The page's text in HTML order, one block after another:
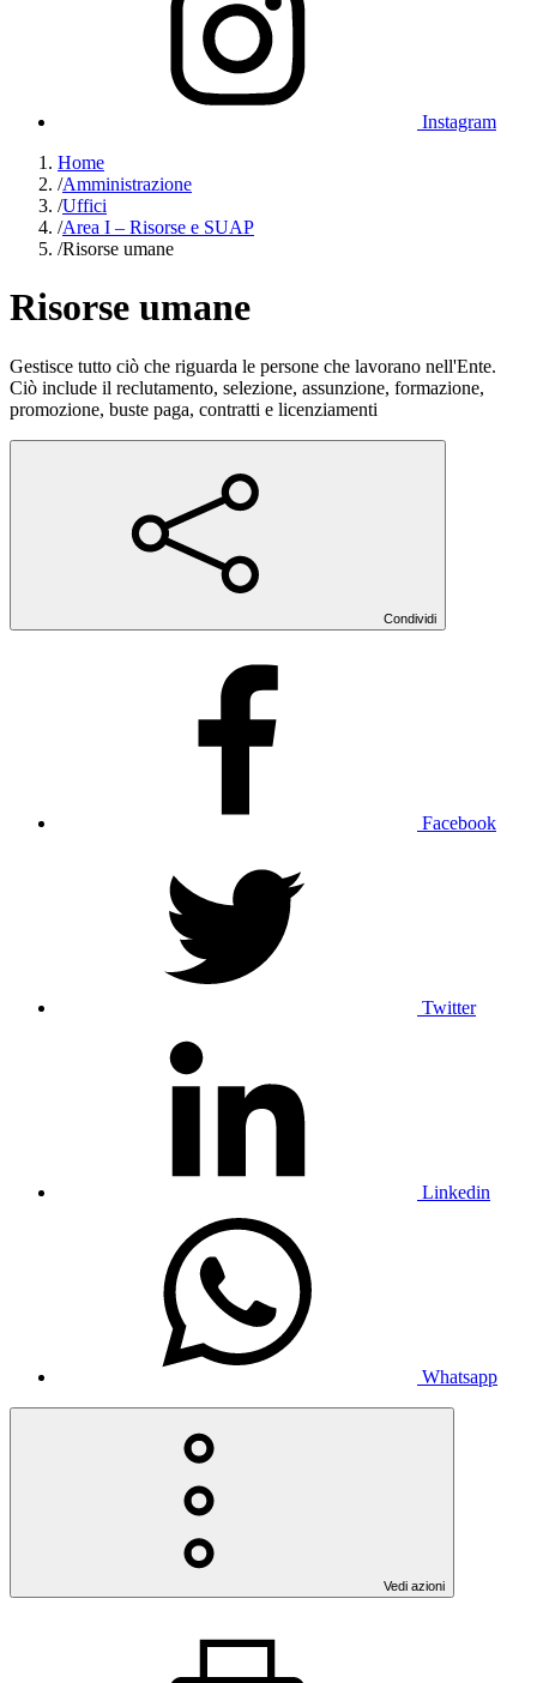
Instagram
Home
/Amministrazione
/Uffici
/Area I – Risorse e SUAP
/Risorse umane
Risorse umane
Gestisce tutto ciò che riguarda le persone che lavorano nell'Ente.
Ciò include il reclutamento, selezione, assunzione, formazione,
promozione, buste paga, contratti e licenziamenti
Condividi
Facebook
Twitter
Linkedin
Whatsapp
Vedi azioni